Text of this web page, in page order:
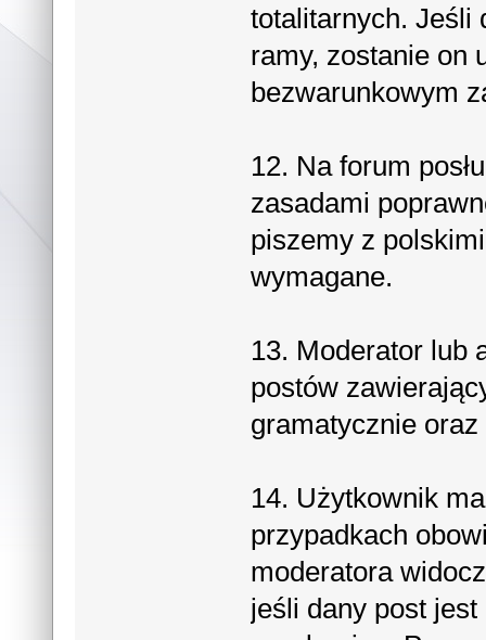
totalitarnych. Jeśli
ramy, zostanie on
bezwarunkowym
12. Na forum
zasadami
piszemy z
wymagane.
13. Moderator lub
postów
gramatycznie
14. Użytkownik
przypadkach
moderatora
jeśli dany post